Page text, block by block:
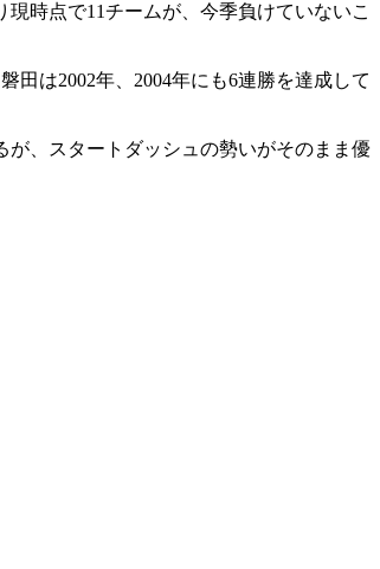
時点で11チームが、今季負けていないこ
田は2002年、2004年にも6連勝を達成して
が、スタートダッシュの勢いがそのまま優